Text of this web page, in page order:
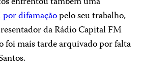
difamaçãopelo seu trabalho,
da Rádio Capital FM
foi mais tarde arquivado por falta